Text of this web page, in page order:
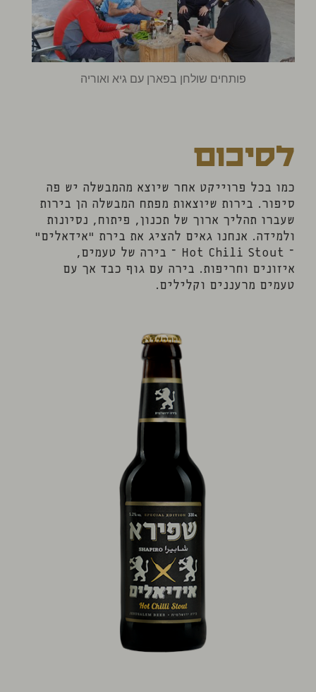
פותחים שולחן בפארן עם גיא ואוריה
לסיכום
כמו בכל פרוייקט אחר שיוצא מהמבשלה יש פה
סיפור. בירות שיוצאות מפתח המבשלה הן בירות
שעברו תהליך ארוך של תכנון, פיתוח, נסיונות
ולמידה. אנחנו גאים להציג את בירת "אידאלים"
– Hot Chili Stout – בירה של טעמים,
איזונים וחריפות. בירה עם גוף כבד אך עם
טעמים מרעננים וקלילים.